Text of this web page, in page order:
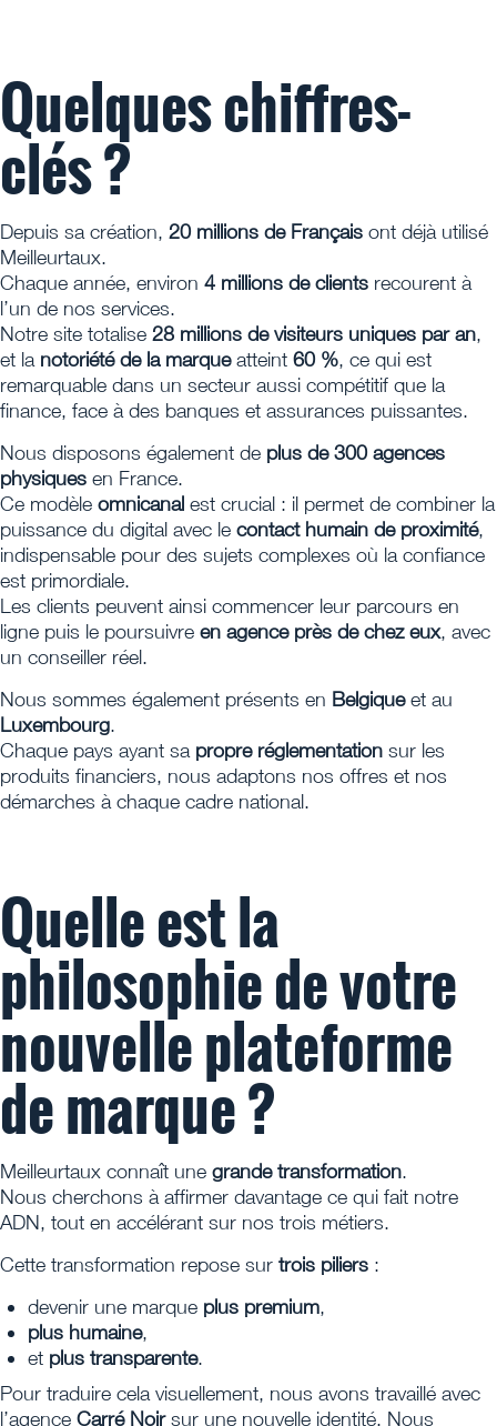
Quelques chiffres-
clés ?
Depuis sa création, 20 millions de Français ont déjà utilisé
Meilleurtaux.
Chaque année, environ 4 millions de clients recourent à
l’un de nos services.
Notre site totalise 28 millions de visiteurs uniques par an,
et la notoriété de la marqueatteint 60 %, ce qui est
remarquable dans un secteur aussi compétitif que la
finance, face à des banques et assurances puissantes.
Nous disposons également de plus de 300 agences
physiques en France.
Ce modèle omnicanal est crucial : il permet de combiner la
puissance du digital avec le contact humain de proximité,
indispensable pour des sujets complexes où la confiance
est primordiale.
Les clients peuvent ainsi commencer leur parcours en
ligne puis le poursuivre en agence près de chez eux, avec
un conseiller réel.
Nous sommes également présents en Belgiqueet au
Luxembourg.
Chaque pays ayant sa propre réglementation sur les
produits financiers, nous adaptons nos offres et nos
démarches à chaque cadre national.
Quelle est la
philosophie de votre
nouvelle plateforme
de marque ?
Meilleurtaux connaît une grande transformation.
Nous cherchons à affirmer davantage ce qui fait notre
ADN, tout en accélérant sur nos trois métiers.
Cette transformation repose sur trois piliers :
devenir une marque plus premium,
plus humaine,
et plus transparente.
Pour traduire cela visuellement, nous avons travaillé avec
l’agence Carré Noirsur une nouvelle identité. Nous